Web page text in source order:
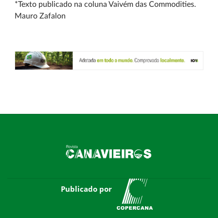
*Texto publicado na coluna Vaivém das Commodities.
Mauro Zafalon
Publicado por